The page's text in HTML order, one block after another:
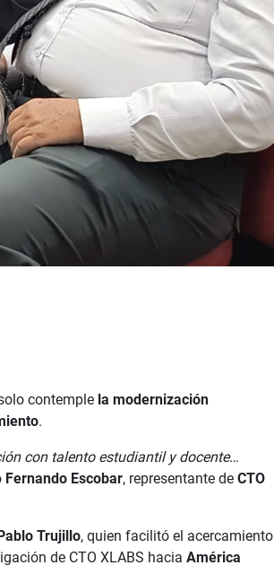
contemple la modernización
.
con talento estudiantil y docente…
Fernando Escobar, representante de CTO
Trujillo, quien facilitó el acercamiento
de CTO XLABS hacia América